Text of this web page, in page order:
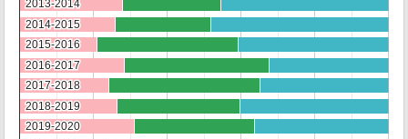
2013-2014
2013-2014
2014-2015
2014-2015
2015-2016
2015-2016
2016-2017
2016-2017
2017-2018
2017-2018
2018-2019
2018-2019
2019-2020
2019-2020